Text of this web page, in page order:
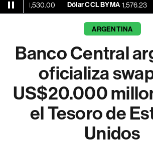
Dólar CCL BYMA 1,576.23 BTC/USD
ARGENTINA
Banco Central
oficializa
US$20.000
el Tesoro de
Unidos